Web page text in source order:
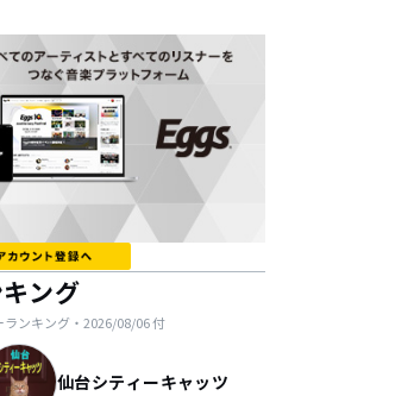
ング
ンキング・ 2026/08/06付
仙台シティーキャッツ